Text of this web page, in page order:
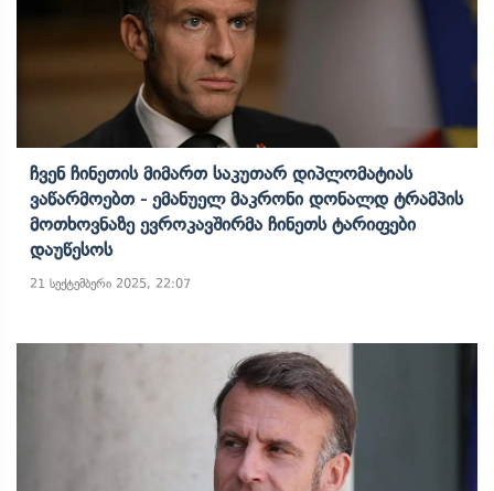
Ჩვენ Ჩინეთის Მიმართ Საკუთარ Დიპლომატიას
Ვაწარმოებთ - Ემანუელ Მაკრონი Დონალდ Ტრამპის
Მოთხოვნაზე Ევროკავშირმა Ჩინეთს Ტარიფები
Დაუწესოს
21 სექტემბერი 2025, 22:07